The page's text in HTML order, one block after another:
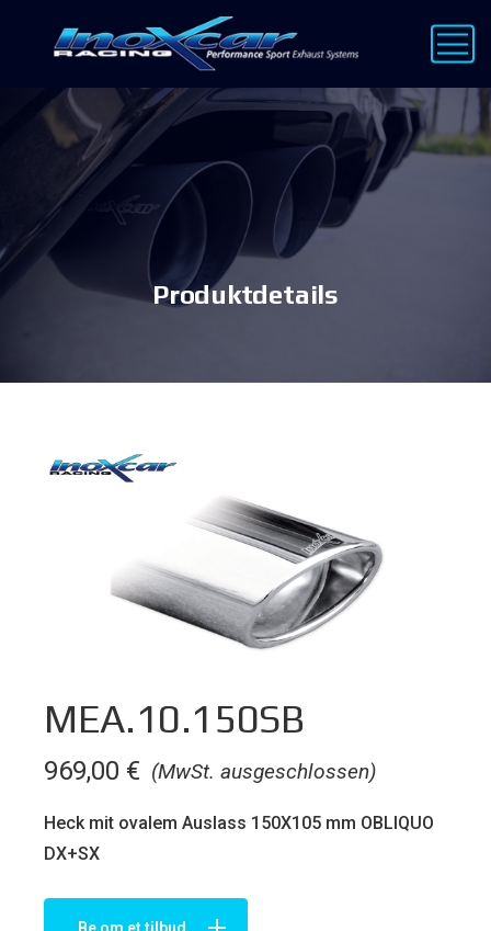
Produktdetails
MEA.10.150SB
(MwSt. ausgeschlossen)
969,00 €
Heck mit ovalem Auslass 150X105 mm OBLIQUO
DX+SX
Be om et tilbud